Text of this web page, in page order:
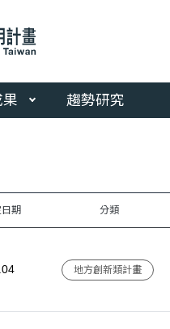
果 趨勢研究
期 分類
地方創新類計畫